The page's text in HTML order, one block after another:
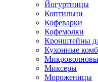
Йогуртницы
Коптильни
Кофеварки
Кофемолки
Кронштейны
Кухонные
Миксеры
Мороженицы